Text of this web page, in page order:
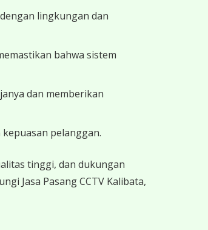
lingkungan dan
bahwa sistem
dan memberikan
pelanggan.
tinggi, dan dukungan
Jasa Pasang CCTV Kalibata,